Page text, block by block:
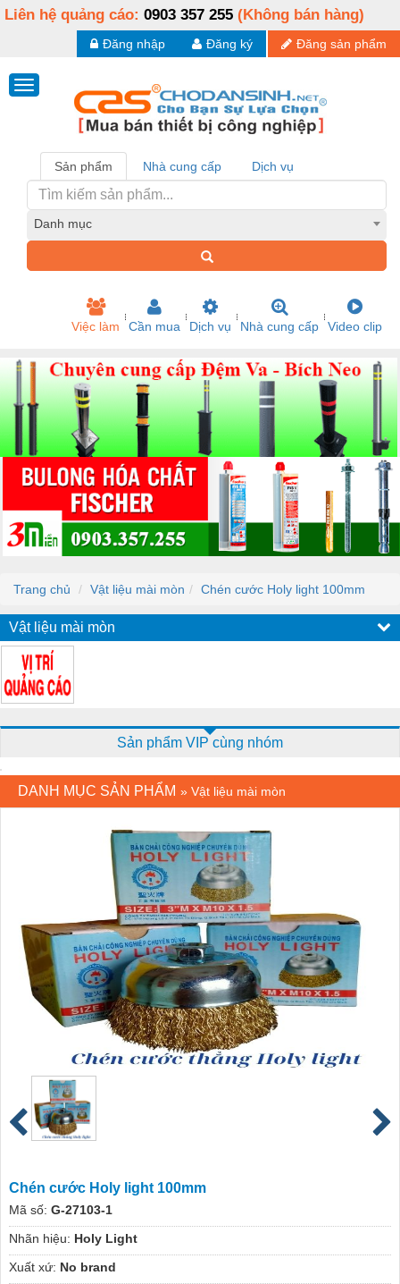
Liên hệ quảng cáo: 0903 357 255 (Không bán hàng)
Đăng sản phẩm
Đăng ký
Đăng nhập
Sản phẩm Nhà cung cấp Dịch vụ
Danh mục
Việc làm Cần mua Dịch vụ Nhà cung cấp Video clip
Trang chủ Vật liệu mài mòn Chén cước Holy light 100mm
Vật liệu mài mòn
Sản phẩm VIP cùng nhóm
DANH MỤC SẢN PHẨM » Vật liệu mài mòn
Chén cước Holy light 100mm
Mã số: G-27103-1
Nhãn hiệu: Holy Light
Xuất xứ: No brand